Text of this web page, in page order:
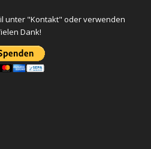
unter "Kontakt" oder verwenden
Dank!